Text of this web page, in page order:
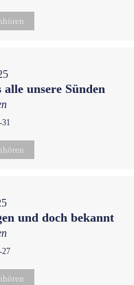
unsere Sünden
31
und doch bekannt
27